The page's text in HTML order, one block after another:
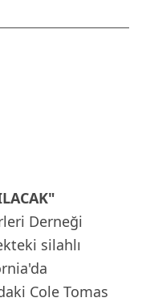
Derneği
silahlı
Cole Tomas